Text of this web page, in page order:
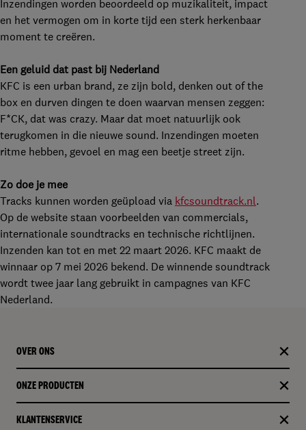
Inzendingen worden beoordeeld op muzikaliteit, impact
en het vermogen om in korte tijd een sterk herkenbaar
moment te creëren.
Een geluid dat past bij Nederland
KFC is een urban brand, ze zijn bold, denken out of the
box en durven dingen te doen waarvan mensen zeggen:
F*CK, dat was crazy. Maar dat moet natuurlijk ook
terugkomen in die nieuwe sound. Inzendingen moeten
ritme hebben, gevoel en mag een beetje street zijn.
Zo doe je mee
Tracks kunnen worden geüpload via kfcsoundtrack.nl.
Op de website staan voorbeelden van commercials,
internationale soundtracks en technische richtlijnen.
Inzenden kan tot en met 22 maart 2026. KFC maakt de
winnaar op 7 mei 2026 bekend. De winnende soundtrack
wordt twee jaar lang gebruikt in campagnes van KFC
Nederland.
OVER ONS
ONZE PRODUCTEN​
KLANTENSERVICE